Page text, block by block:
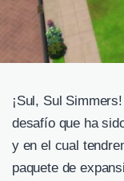
¡Sul, Sul
desafío que ha
y en el cual
paquete de